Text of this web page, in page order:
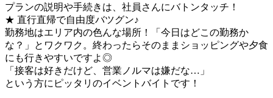
プランの説明や手続きは、社員さんにバトンタッチ！
★ 直行直帰で自由度バツグン♪
勤務地はエリア内の色んな場所！「今日はどこの勤務か
な？」とワクワク。終わったらそのままショッピングや夕食
にも行きやすいですよ◎
「接客は好きだけど、営業ノルマは嫌だな…」
という方にピッタリのイベントバイトです！